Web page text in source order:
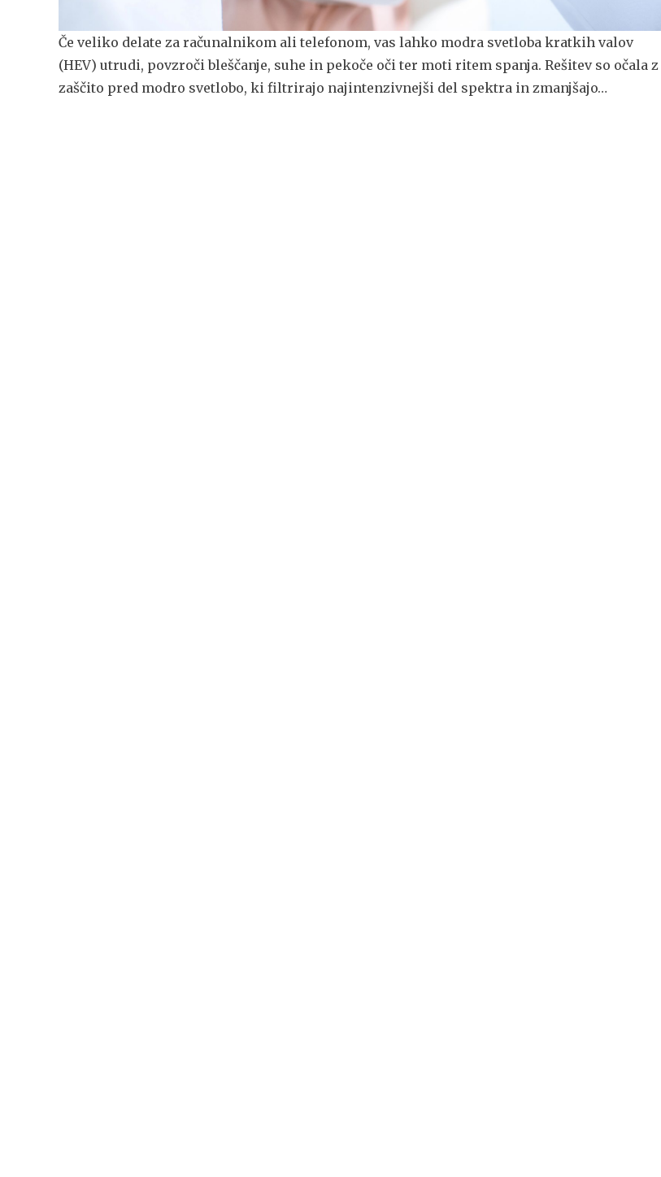
Če veliko delate za računalnikom ali telefonom, vas lahko modra svetloba kratkih valov
(HEV) utrudi, povzroči bleščanje, suhe in pekoče oči ter moti ritem spanja. Rešitev so očala z
zaščito pred modro svetlobo, ki filtrirajo najintenzivnejši del spektra in zmanjšajo…